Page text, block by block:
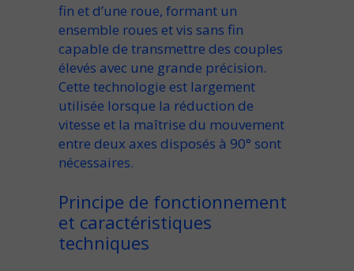
fin et d’une roue, formant un
ensemble roues et vis sans fin
capable de transmettre des couples
élevés avec une grande précision.
Cette technologie est largement
utilisée lorsque la réduction de
vitesse et la maîtrise du mouvement
entre deux axes disposés à 90° sont
nécessaires.
Principe de fonctionnement
et caractéristiques
techniques